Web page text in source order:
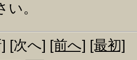
い。
[次へ] [前へ] [最初]